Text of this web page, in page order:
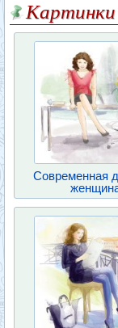
Картинки
Современная